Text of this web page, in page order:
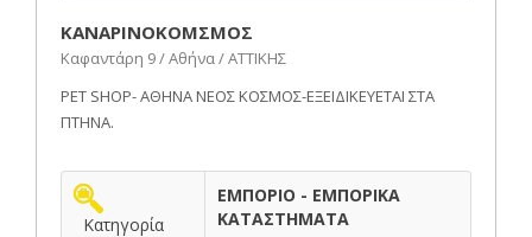
ΚΑΝΑΡΙΝΟΚΟΜΣΜΟΣ
Καφαντάρη 9 / Αθήνα / ΑΤΤΙΚΗΣ
PET SHOP- ΑΘΗΝΑ ΝΕΟΣ ΚΟΣΜΟΣ-ΕΞΕΙΔΙΚΕΥΕΤΑΙ ΣΤΑ
ΠΤΗΝΑ.
Κατηγορία
ΕΜΠΟΡΙΟ - ΕΜΠΟΡΙΚΑ
ΚΑΤΑΣΤΗΜΑΤΑ